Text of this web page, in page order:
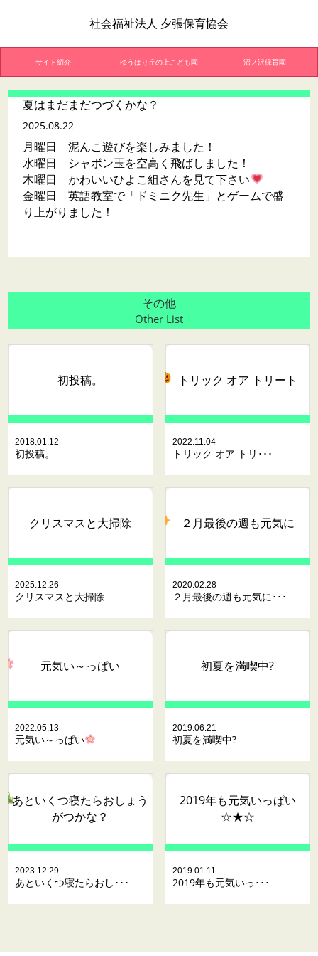
社会福祉法人 夕張保育協会
サイト紹介 ゆうばり丘の上こども園 沼ノ沢保育園
夏はまだまだつづくかな？
2025.08.22
月曜日 泥んこ遊びを楽しみました！
水曜日 シャボン玉を空高く飛ばしました！
木曜日 かわいいひよこ組さんを見て下さい
金曜日 英語教室で「ドミニク先生」とゲームで盛
り上がりました！
その他
Other List
初投稿。
2018.01.12
初投稿。
トリック オア トリート
2022.11.04
トリック オア トリ･･･
クリスマスと大掃除
2025.12.26
クリスマスと大掃除
２月最後の週も元気に
2020.02.28
２月最後の週も元気に･･･
元気い～っぱい
2022.05.13
元気い～っぱい
初夏を満喫中?
2019.06.21
初夏を満喫中?
あといくつ寝たらおしょう
がつかな？
2023.12.29
あといくつ寝たらおし･･･
2019年も元気いっぱい
☆★☆
2019.01.11
2019年も元気いっ･･･